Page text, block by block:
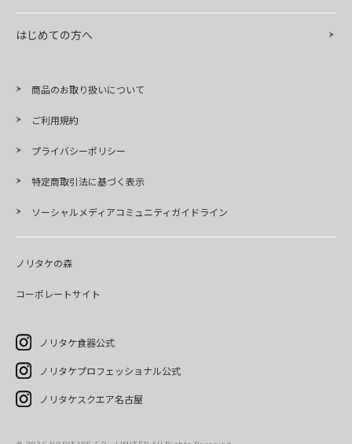
はじめての方へ
商品のお取り扱いについて
ご利用規約
プライバシーポリシー
特定商取引法に基づく表示
ソーシャルメディアコミュニティガイドライン
ノリタケの森
コーポレートサイト
ノリタケ食器公式
ノリタケプロフェッショナル公式
ノリタケスクエア名古屋